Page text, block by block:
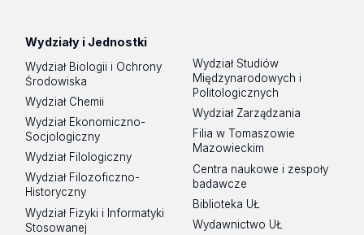
Wydziały i Jednostki
Wydział Biologii i Ochrony
Środowiska
Wydział Chemii
Wydział Ekonomiczno-
Socjologiczny
Wydział Filologiczny
Wydział Filozoficzno-
Historyczny
Wydział Fizyki i Informatyki
Stosowanej
Wydział Studiów
Międzynarodowych i
Politologicznych
Wydział Zarządzania
Filia w Tomaszowie
Mazowieckim
Centra naukowe i zespoły
badawcze
Biblioteka UŁ
Wydawnictwo UŁ